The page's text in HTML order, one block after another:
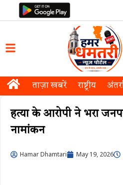
ताज़ा खबरें राष्ट्रीय
हत्या के आरोपी ने भरा
नामांकन
Hamar Dhamtari May 19, 2026